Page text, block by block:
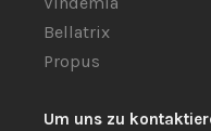
Bellatrix
Propus
Um uns zu